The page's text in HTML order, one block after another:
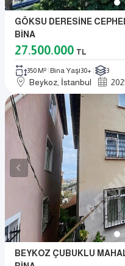
GÖKSU DERESİNE
BİNA
27.500.000 TL
350 M² Bina Yaşı30+ 3
Beykoz, İstanbul
BEYKOZ ÇUBUKLU